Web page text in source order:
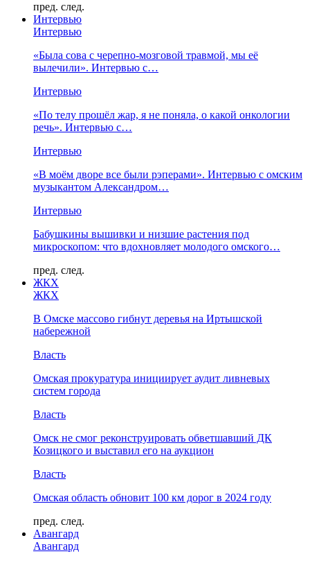
пред. след.
Интервью
Интервью
«Была сова с черепно-мозговой травмой, мы её
вылечили». Интервью с…
Интервью
«По телу прошёл жар, я не поняла, о какой онкологии
речь». Интервью с…
Интервью
«В моём дворе все были рэперами». Интервью с омским
музыкантом Александром…
Интервью
Бабушкины вышивки и низшие растения под
микроскопом: что вдохновляет молодого омского…
пред. след.
ЖКХ
ЖКХ
В Омске массово гибнут деревья на Иртышской
набережной
Власть
Омская прокуратура инициирует аудит ливневых
систем города
Власть
Омск не смог реконструировать обветшавший ДК
Козицкого и выставил его на аукцион
Власть
Омская область обновит 100 км дорог в 2024 году
пред. след.
Авангард
Авангард